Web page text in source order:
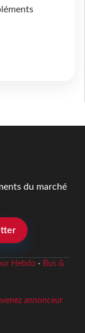
du marché
Hebdo· Bus &
annonceur